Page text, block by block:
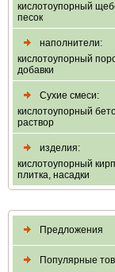
кислотоупорный
песок
наполнители:
кислотоупорный
добавки
Сухие смеси:
кислотоупорный
раствор
изделия:
кислотоупорный
плитка, насадки
Предложения
Популярные